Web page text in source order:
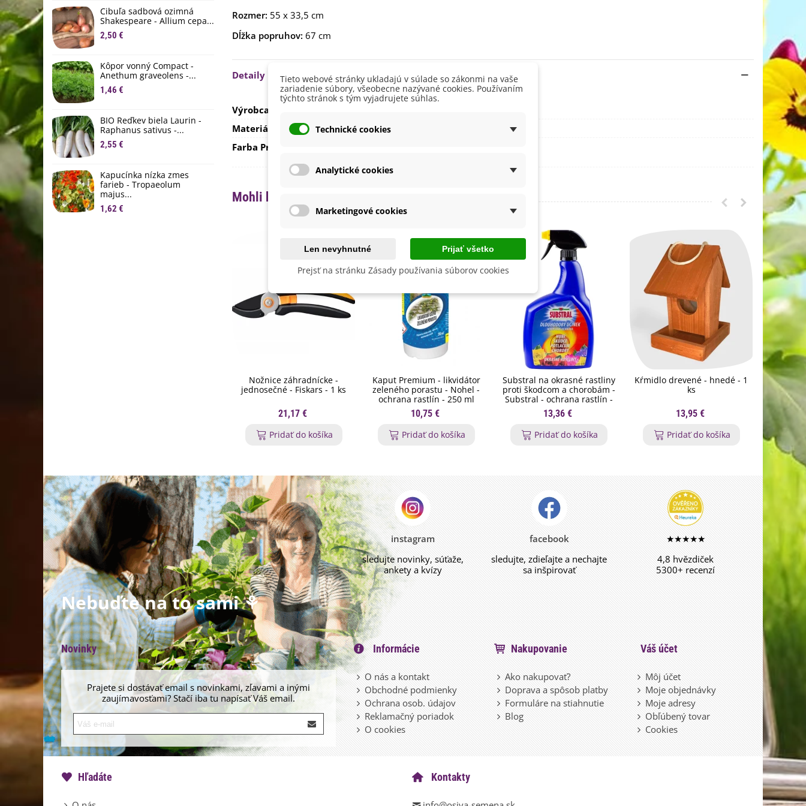
Cibuľa sadbová ozimná
Shakespeare - Allium cepa...
2,50 €
Kôpor vonný Compact -
Anethum graveolens -...
1,46 €
BIO Reďkev biela Laurin -
Raphanus sativus -...
2,55 €
Kapucínka nízka zmes
farieb - Tropaeolum
majus...
1,62 €
1,53 €
Ľalia Canova - Lilium -
Begónia plnokvetá žltá -
Begonia superba -...
2,69 €
Eukalyptus Baby Blue -
Blahovičník - Eukalyptus...
Rozmer: 55 x 33,5 cm
Dĺžka popruhov: 67 cm
Detaily produktu
Výrobca
Materiál
Plátený
Farba Produktu
Mohli byste ešte potrebovať
Nožnice záhradnícke -
jednosečné - Fiskars - 1 ks
21,17 €
Pridať do košíka
Kaput Premium - likvidátor
zeleného porastu - Nohel -
ochrana rastlín - 250 ml
10,75 €
Pridať do košíka
Substral na okrasné rastliny
proti škodcom a chorobám -
Substral - ochrana rastlín -
800 ml
13,36 €
Pridať do košíka
Kŕmidlo drevené - hnedé - 1
ks
13,95 €
Pridať do košíka
Detské
žlté -
Nebuďte na to sami ⚘
instagram
sledujte novinky, súťaže,
ankety a kvízy
facebook
sledujte, zdieľajte a nechajte
sa inšpirovať
★★★★★
4,8 hvězdiček
5300+ recenzí
Novinky
Prajete si dostávať email s novinkami, zľavami a inými
zaujímavosťami? Stačí iba tu napísať Váš email.
Informácie
O nás a kontakt
Obchodné podmienky
Ochrana osob. údajov
Reklamačný poriadok
O cookies
Nakupovanie
Ako nakupovať?
Doprava a spôsob platby
Formuláre na stiahnutie
Blog
Váš účet
Môj účet
Moje objednávky
Moje adresy
Obľúbený tovar
Cookies
Hľadáte Kontakty
Tieto webové stránky ukladajú v súlade so zákonmi na vaše
zariadenie súbory, všeobecne nazývané cookies. Používaním
týchto stránok s tým vyjadrujete súhlas.
Technické cookies
Analytické cookies
Marketingové cookies
Len nevyhnutné Prijať všetko
Prejsť na stránku Zásady používania súborov cookies